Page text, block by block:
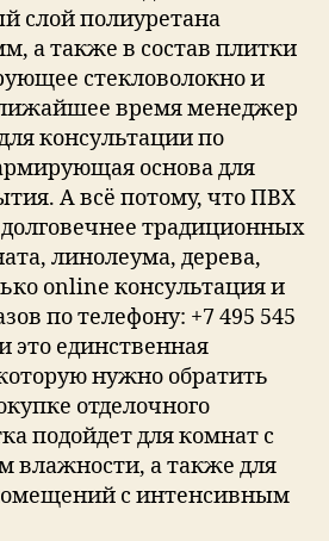
слой полиуретана
а также в состав плитки
стекловолокно и
время менеджер
консультации по
основа для
А всё потому, что ПВХ
традиционных
линолеума, дерева,
online консультация и
по телефону: +7 495 545
это единственная
нужно обратить
отделочного
подойдет для комнат с
влажности, а также для
с интенсивным